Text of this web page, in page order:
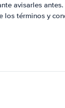
avisarles
los términos y